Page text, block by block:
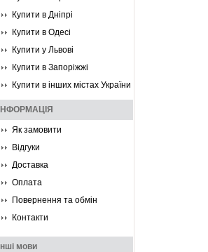
Купити в Дніпрі
Купити в Одесі
Купити у Львові
Купити в Запоріжжі
Купити в інших містах України
ІНФОРМАЦІЯ
Як замовити
Відгуки
Доставка
Оплата
Повернення та обмін
Контакти
Інші мови